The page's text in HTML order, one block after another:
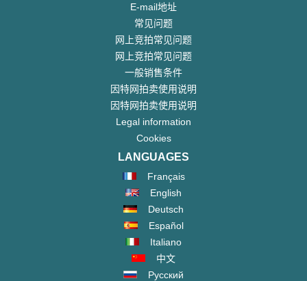
E-mail地址
常见问题
网上竞拍常见问题
网上竞拍常见问题
一般销售条件
因特网拍卖使用说明
因特网拍卖使用说明
Legal information
Cookies
LANGUAGES
Français
English
Deutsch
Español
Italiano
中文
Русский